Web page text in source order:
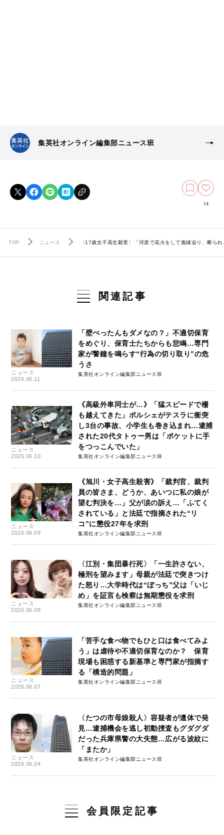
集英社オンライン編集部ニュース班
14
TOP ニュース 〈17歳女子高生殺害〉「河原で花火をして復縁迫り、断
関連記事
ニュース
2026.06.11
「壁ぺったんもダメなの？」不適切保育
をめぐり、保育士たちからも悲鳴…専門
家が警鐘を鳴らす“行為の切り取り”の危
うさ
集英社オンライン編集部ニュース班
ニュース
2026.06.10
《高級外車同士が…》「猛スピードで柵
も越えてきた」ポルシェがテスラに衝突
し3台の事故、小学生も巻き込まれ…逮捕
された20代タトゥー男は「ポケットに手
をつっこんでいた」
集英社オンライン編集部ニュース班
ニュース
2026.06.09
《旭川・女子高生殺害》「裁判官、裁判
員の皆さま、どうか、あいつに私の娘が
望む判決を…」父が涙の訴え…「ふてく
されている」と法廷で指摘された“リ
コ”に懲役27年を求刑
集英社オンライン編集部ニュース班
ニュース
2026.06.08
〈江別・集団暴行死〉「一生許さない、
極刑を望みます」母親が法廷で突きつけ
た怒り…大学時代は“ぼっち”父は「いじ
め」を証言も検察は無期懲役を求刑
集英社オンライン編集部ニュース班
ニュース
2026.06.07
「苦手な食べ物でもひと口は食べてみよ
う」は虐待や不適切保育なのか？ 保育
現場も困惑する新基準と専門家が指摘す
る「構造的問題」
集英社オンライン編集部ニュース班
ニュース
2026.06.04
〈たつの市母娘殺人〉容疑者が遺体で発
見…逮捕機会を逃し初動捜査もグダグダ
だった兵庫県警の大失態…広がる波紋に
「またか」
集英社オンライン編集部ニュース班
会員限定記事